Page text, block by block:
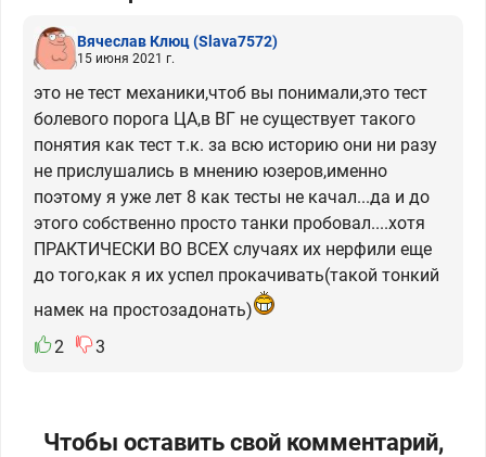
Вячеслав Клюц(Slava7572)
15 июня 2021 г.
это не тест механики,чтоб вы понимали,это тест
болевого порога ЦА,в ВГ не существует такого
понятия как тест т.к. за всю историю они ни разу
не прислушались в мнению юзеров,именно
поэтому я уже лет 8 как тесты не качал...да и до
этого собственно просто танки пробовал....хотя
ПРАКТИЧЕСКИ ВО ВСЕХ случаях их нерфили еще
до того,как я их успел прокачивать(такой тонкий
намек на простозадонать)
2
3
Чтобы оставить свой комментарий,